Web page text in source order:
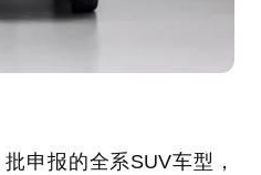
申报的全系SUV车型，